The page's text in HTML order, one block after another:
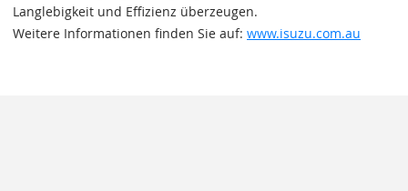
Langlebigkeit und Effizienz überzeugen.
Weitere Informationen finden Sie auf: www.isuzu.com.au